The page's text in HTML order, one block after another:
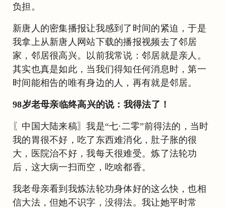
负担。
新唐人的密集播报让我感到了时间的紧迫，于是
我拿上从新唐人网站下载的播报视频去了邻居
家，邻居很高兴。以前我常说：邻居就是亲人。
其实也真是如此，当我们得知任何消息时，第一
时间能相告的唯有身边的人，再有就是邻居。
98岁老母亲临终高兴的说：我得法了！
〖中国大陆来稿〗我是“七·二零”前得法的，当时
我的胃很不好，吃了东西难消化，肚子胀的很
大，医院治不好，我每天很难受。炼了法轮功
后，这大病一扫而空，吃啥都香。
我老母亲看到我炼法轮功身体好的这么快，也相
信大法，但她不识字，没得法。我让她平时常